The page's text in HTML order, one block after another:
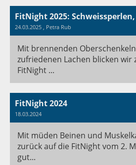
24.03.2025 , Petra Rub
Mit brennenden
zufriedenen Lachen blicken wir
FitNight ...
FitNight 2024
18.03.2024
Mit müden Beinen und
zurück auf die FitNight vom 2.
gut...